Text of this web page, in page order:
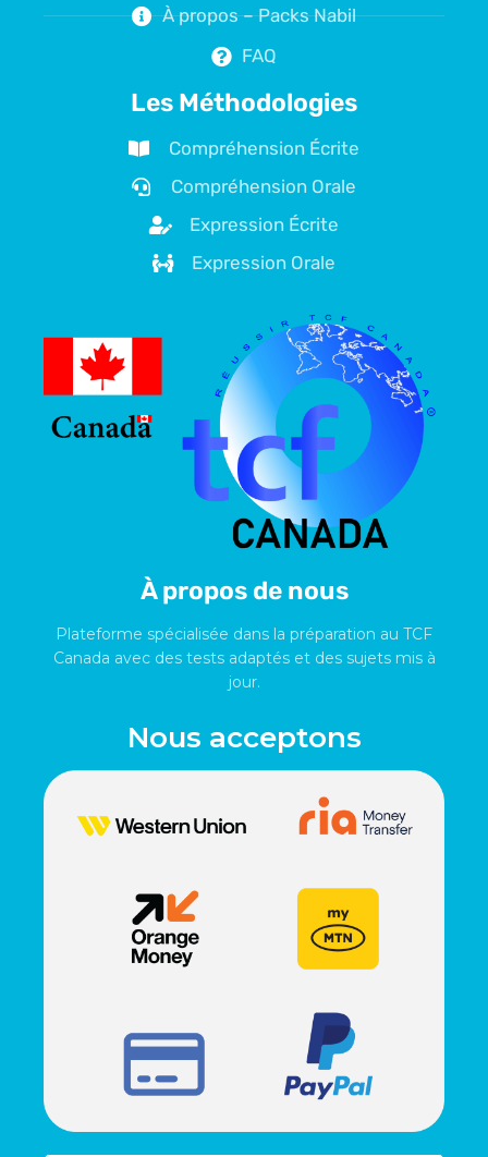
À propos – Packs Nabil
FAQ
Les Méthodologies
Compréhension Écrite
Compréhension Orale
Expression Écrite
Expression Orale
À propos de nous
Plateforme spécialisée dans la préparation au TCF
Canada avec des tests adaptés et des sujets mis à
jour.
Nous acceptons